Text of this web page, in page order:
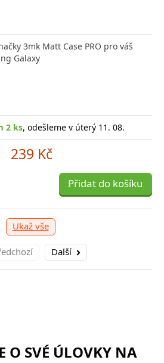
3mk Matt Case PRO pro váš
Galaxy
2 ks, odešleme v úterý 11. 08.
239 Kč
Přidat do košíku
Ukaž vše
Další
O SVÉ ÚLOVKY NA